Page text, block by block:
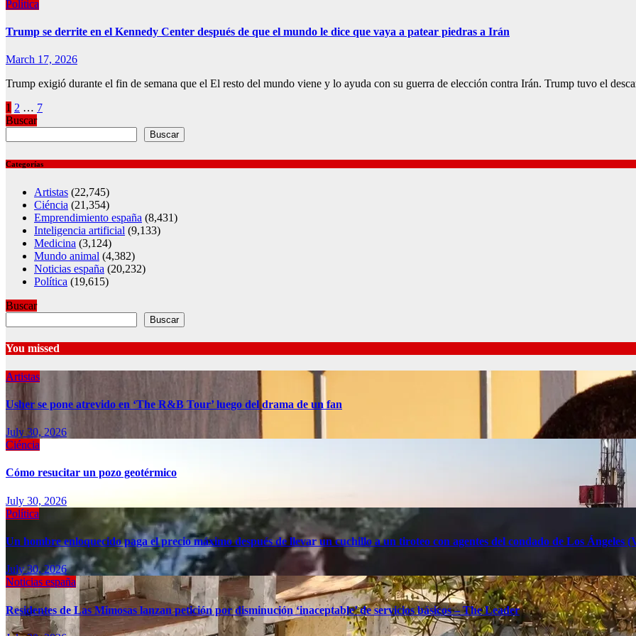
Política
Trump se derrite en el Kennedy Center después de que el mundo le dice que vaya a patear piedras a Irán
March 17, 2026
Trump exigió durante el fin de semana que el El resto del mundo viene y lo ayuda con su guerra de elección contra Irán. Trump tuvo el
Posts
pagination
1 2 … 7
Buscar
Buscar
Categorías
Artistas (22,745)
Ciéncia (21,354)
Emprendimiento españa (8,431)
Inteligencia artificial (9,133)
Medicina (3,124)
Mundo animal (4,382)
Noticias españa (20,232)
Política (19,615)
Buscar
Buscar
You missed
Artistas
Usher se pone atrevido en ‘The R&B Tour’ luego del drama de un fan
July 30, 2026
Ciéncia
Cómo resucitar un pozo geotérmico
July 30, 2026
Política
Un hombre enloquecido paga el precio máximo después de llevar un cuchillo a un tiroteo con agentes del condado de Los
July 30, 2026
Noticias españa
Residentes de Las Mimosas lanzan petición por disminución ‘inaceptable’ de servicios básicos – The Leader